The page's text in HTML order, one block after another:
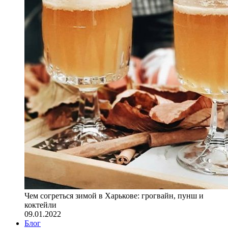
Чем согреться зимой в Харькове: грогвайн, пунш и
коктейли
09.01.2022
Блог